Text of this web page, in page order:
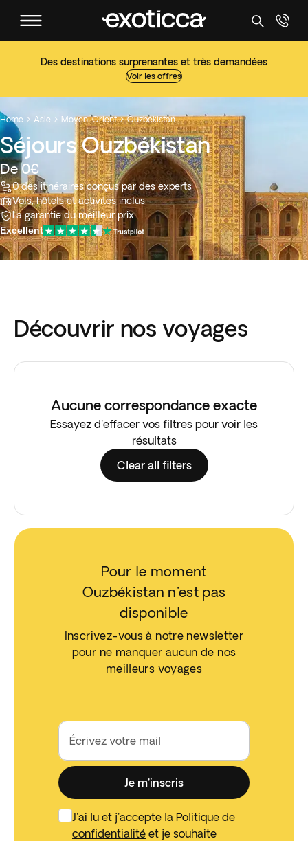
Des destinations surprenantes et très demandées
Voir les offres
Home  Asie  Moyen-Orient  Ouzbékistan
Séjours Ouzbékistan
De 0€
0 des itinéraires conçus par des experts
Vols, hôtels et activités inclus
La garantie du meilleur prix
Excellent
Découvrir nos voyages
Aucune correspondance exacte
Essayez d'effacer vos filtres pour voir les
résultats
Clear all filters
Pour le moment
Ouzbékistan n'est pas
disponible
Inscrivez-vous à notre newsletter
pour ne manquer aucun de nos
meilleurs voyages
Écrivez votre mail
Je m'inscris
J'ai lu et j'accepte la Politique de
confidentialité et je souhaite